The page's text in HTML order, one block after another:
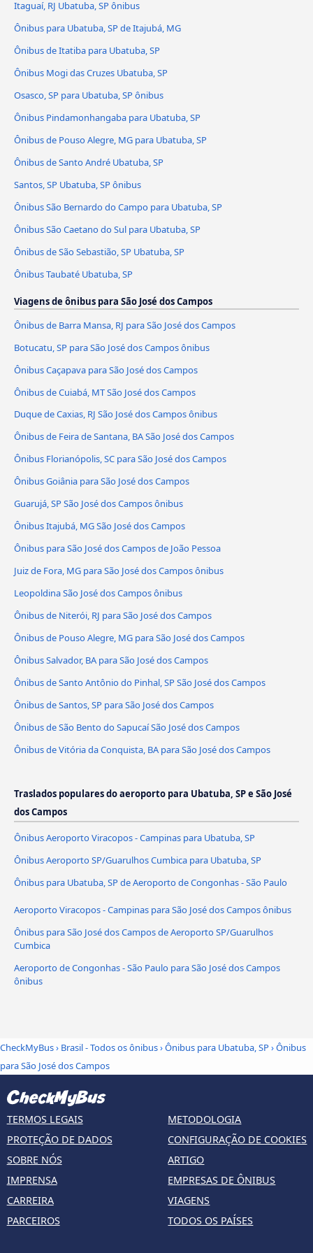
Itaguaí, RJ Ubatuba, SP ônibus
Ônibus para Ubatuba, SP de Itajubá, MG
Ônibus de Itatiba para Ubatuba, SP
Ônibus Mogi das Cruzes Ubatuba, SP
Osasco, SP para Ubatuba, SP ônibus
Ônibus Pindamonhangaba para Ubatuba, SP
Ônibus de Pouso Alegre, MG para Ubatuba, SP
Ônibus de Santo André Ubatuba, SP
Santos, SP Ubatuba, SP ônibus
Ônibus São Bernardo do Campo para Ubatuba, SP
Ônibus São Caetano do Sul para Ubatuba, SP
Ônibus de São Sebastião, SP Ubatuba, SP
Ônibus Taubaté Ubatuba, SP
Viagens de ônibus para São José dos Campos
Ônibus de Barra Mansa, RJ para São José dos Campos
Botucatu, SP para São José dos Campos ônibus
Ônibus Caçapava para São José dos Campos
Ônibus de Cuiabá, MT São José dos Campos
Duque de Caxias, RJ São José dos Campos ônibus
Ônibus de Feira de Santana, BA São José dos Campos
Ônibus Florianópolis, SC para São José dos Campos
Ônibus Goiânia para São José dos Campos
Guarujá, SP São José dos Campos ônibus
Ônibus Itajubá, MG São José dos Campos
Ônibus para São José dos Campos de João Pessoa
Juiz de Fora, MG para São José dos Campos ônibus
Leopoldina São José dos Campos ônibus
Ônibus de Niterói, RJ para São José dos Campos
Ônibus de Pouso Alegre, MG para São José dos Campos
Ônibus Salvador, BA para São José dos Campos
Ônibus de Santo Antônio do Pinhal, SP São José dos Campos
Ônibus de Santos, SP para São José dos Campos
Ônibus de São Bento do Sapucaí São José dos Campos
Ônibus de Vitória da Conquista, BA para São José dos Campos
Traslados populares do aeroporto para Ubatuba, SP e São José
dos Campos
Ônibus Aeroporto Viracopos - Campinas para Ubatuba, SP
Ônibus Aeroporto SP/Guarulhos Cumbica para Ubatuba, SP
Ônibus para Ubatuba, SP de Aeroporto de Congonhas - São Paulo
Aeroporto Viracopos - Campinas para São José dos Campos ônibus
Ônibus para São José dos Campos de Aeroporto SP/Guarulhos
Cumbica
Aeroporto de Congonhas - São Paulo para São José dos Campos
ônibus
CheckMyBus› Brasil - Todos os ônibus›Ônibus para Ubatuba, SP›Ônibus
para São José dos Campos
TERMOS LEGAIS
PROTEÇÃO DE DADOS
SOBRE NÓS
IMPRENSA
CARREIRA
PARCEIROS
METODOLOGIA
CONFIGURAÇÃO DE COOKIES
ARTIGO
EMPRESAS DE ÔNIBUS
VIAGENS
TODOS OS PAÍSES